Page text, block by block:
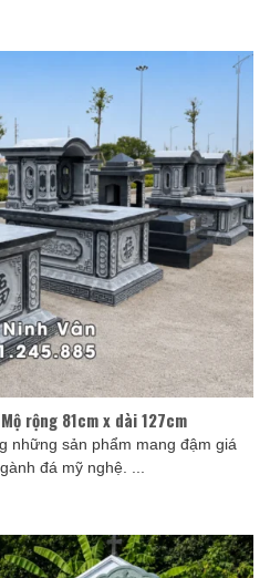
rộng 81cm x dài 127cm
những sản phẩm mang đậm giá
đá mỹ nghệ. ...